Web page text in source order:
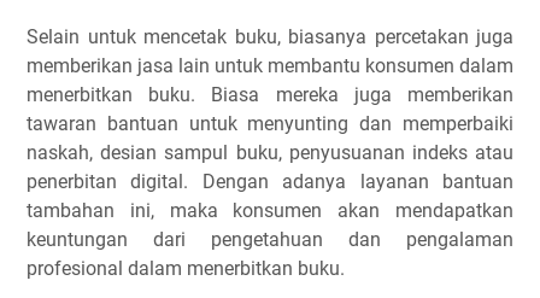
Selain untuk mencetak buku, biasanya percetakan juga
memberikan jasa lain untuk membantu konsumen dalam
menerbitkan buku. Biasa mereka juga memberikan
tawaran bantuan untuk menyunting dan memperbaiki
naskah, desian sampul buku, penyusuanan indeks atau
penerbitan digital. Dengan adanya layanan bantuan
tambahan ini, maka konsumen akan mendapatkan
keuntungan dari pengetahuan dan pengalaman
profesional dalam menerbitkan buku.